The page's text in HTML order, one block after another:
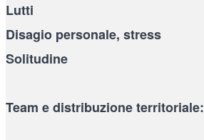
Lutti
Disagio personale, stress
Solitudine
Team e distribuzione territoriale: